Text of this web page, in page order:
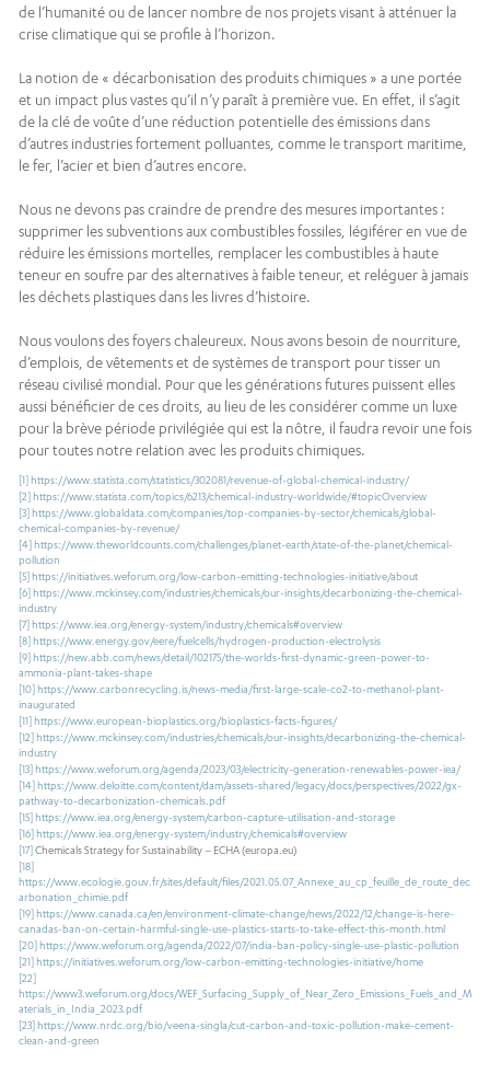
de l’humanité ou de lancer nombre de nos projets visant à atténuer la
crise climatique qui se profile à l’horizon.
La notion de « décarbonisation des produits chimiques » a une portée
et un impact plus vastes qu’il n’y paraît à première vue. En effet, il s’agit
de la clé de voûte d’une réduction potentielle des émissions dans
d’autres industries fortement polluantes, comme le transport maritime,
le fer, l’acier et bien d’autres encore.
Nous ne devons pas craindre de prendre des mesures importantes :
supprimer les subventions aux combustibles fossiles, légiférer en vue de
réduire les émissions mortelles, remplacer les combustibles à haute
teneur en soufre par des alternatives à faible teneur, et reléguer à jamais
les déchets plastiques dans les livres d’histoire.
Nous voulons des foyers chaleureux. Nous avons besoin de nourriture,
d’emplois, de vêtements et de systèmes de transport pour tisser un
réseau civilisé mondial. Pour que les générations futures puissent elles
aussi bénéficier de ces droits, au lieu de les considérer comme un luxe
pour la brève période privilégiée qui est la nôtre, il faudra revoir une fois
pour toutes notre relation avec les produits chimiques.
[1] https://www.statista.com/statistics/302081/revenue-of-global-chemical-industry/
[2] https://www.statista.com/topics/6213/chemical-industry-worldwide/#topicOverview
[3] https://www.globaldata.com/companies/top-companies-by-sector/chemicals/global-
chemical-companies-by-revenue/
[4] https://www.theworldcounts.com/challenges/planet-earth/state-of-the-planet/chemical-
pollution
[5] https://initiatives.weforum.org/low-carbon-emitting-technologies-initiative/about
[6] https://www.mckinsey.com/industries/chemicals/our-insights/decarbonizing-the-chemical-
industry
[7] https://www.iea.org/energy-system/industry/chemicals#overview
[8] https://www.energy.gov/eere/fuelcells/hydrogen-production-electrolysis
[9] https://new.abb.com/news/detail/102175/the-worlds-first-dynamic-green-power-to-
ammonia-plant-takes-shape
[10] https://www.carbonrecycling.is/news-media/first-large-scale-co2-to-methanol-plant-
inaugurated
[11] https://www.european-bioplastics.org/bioplastics-facts-figures/
[12] https://www.mckinsey.com/industries/chemicals/our-insights/decarbonizing-the-chemical-
industry
[13] https://www.weforum.org/agenda/2023/03/electricity-generation-renewables-power-iea/
[14] https://www.deloitte.com/content/dam/assets-shared/legacy/docs/perspectives/2022/gx-
pathway-to-decarbonization-chemicals.pdf
[15] https://www.iea.org/energy-system/carbon-capture-utilisation-and-storage
[16] https://www.iea.org/energy-system/industry/chemicals#overview
[17] Chemicals Strategy for Sustainability – ECHA (europa.eu)
[18]
https://www.ecologie.gouv.fr/sites/default/files/2021.05.07_Annexe_au_cp_feuille_de_route_dec
arbonation_chimie.pdf
[19] https://www.canada.ca/en/environment-climate-change/news/2022/12/change-is-here-
canadas-ban-on-certain-harmful-single-use-plastics-starts-to-take-effect-this-month.html
[20] https://www.weforum.org/agenda/2022/07/india-ban-policy-single-use-plastic-pollution
[21] https://initiatives.weforum.org/low-carbon-emitting-technologies-initiative/home
[22]
https://www3.weforum.org/docs/WEF_Surfacing_Supply_of_Near_Zero_Emissions_Fuels_and_M
aterials_in_India_2023.pdf
[23] https://www.nrdc.org/bio/veena-singla/cut-carbon-and-toxic-pollution-make-cement-
clean-and-green